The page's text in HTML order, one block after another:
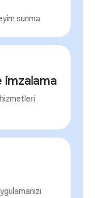
sunma
imzalama